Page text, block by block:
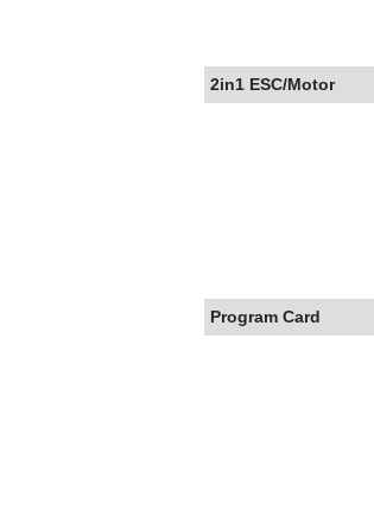
2in1 ESC/Motor
Program Card